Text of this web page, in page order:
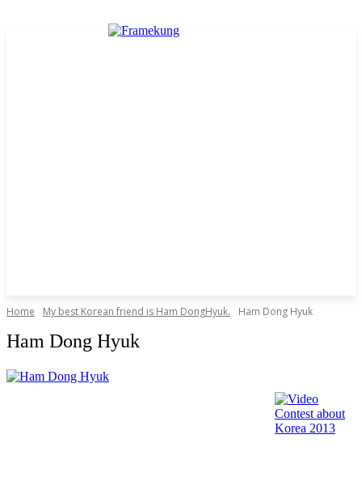
Home My best Korean friend is Ham DongHyuk. Ham Dong Hyuk
Ham Dong Hyuk